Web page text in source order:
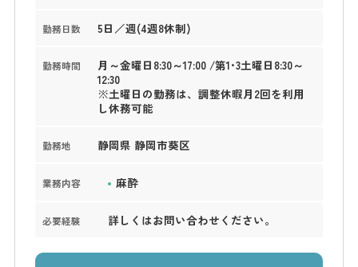
勤務日数 5日／週(4週8休制)
勤務時間
月～金曜日8:30～17:00 /第1･3土曜日8:30～
12:30
※土曜日の勤務は、調整休暇月2回を利用
し休務可能
勤務地 静岡県 静岡市葵区
業務内容 麻酔
必要経験 詳しくはお問い合わせください。